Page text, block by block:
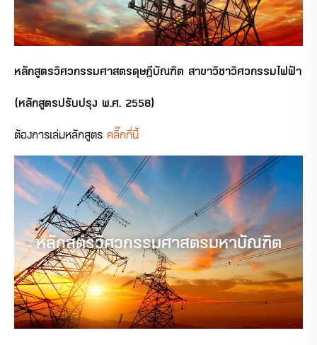
หลักสูตรวิศวกรรมศาสตรดุษฎีบัณฑิต สาขาวิชาวิศวกรรมไฟฟ้า
(หลักสูตรปรับปรุง พ.ศ. 2558)
ต้องการเล่มหลักสูตร คลิ๊กที่นี้
หลักสูตรวิศวกรรมศาสตรมหาบัณฑิต